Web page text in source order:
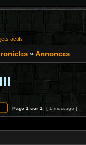
actifs
»Annonces
Page 1 sur 1 [ 1 message ]